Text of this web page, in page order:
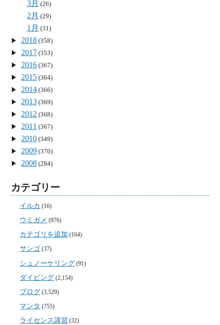
3月 (26)
2月 (29)
1月 (31)
2018 (358)
2017 (353)
2016 (367)
2015 (364)
2014 (366)
2013 (369)
2012 (368)
2011 (367)
2010 (349)
2009 (370)
2008 (284)
カテゴリー
イルカ (16)
ウミガメ (976)
カテゴリを追加 (164)
サンゴ (37)
シュノーケリング (91)
ダイビング (2,154)
ブログ (3,529)
マンタ (755)
ライセンス講習 (32)